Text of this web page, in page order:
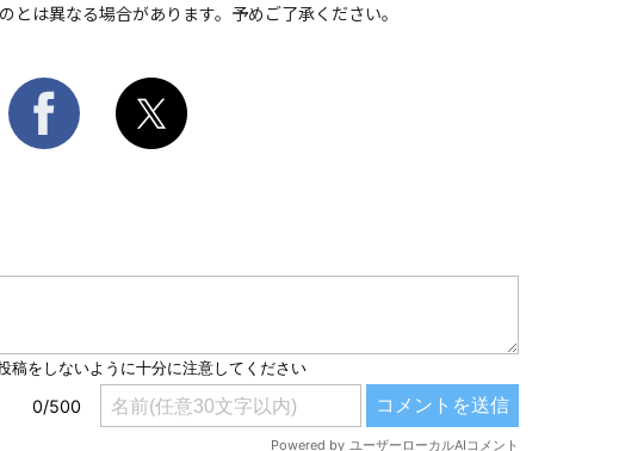
は異なる場合があります。予めご了承ください。